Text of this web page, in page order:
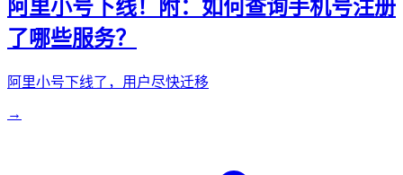
阿里小号下线！附：如何查询手机号注册
了哪些服务？
阿里小号下线了，用户尽快迁移
→